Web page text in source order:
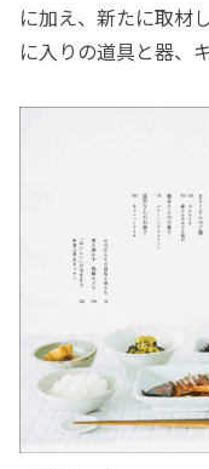
に加え、新たに取材
に入りの道具と器、